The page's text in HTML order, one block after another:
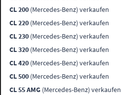
CL 200 (Mercedes-Benz) verkaufen
CL 220 (Mercedes-Benz) verkaufen
CL 230 (Mercedes-Benz) verkaufen
CL 320 (Mercedes-Benz) verkaufen
CL 420 (Mercedes-Benz) verkaufen
CL 500 (Mercedes-Benz) verkaufen
CL 55 AMG (Mercedes-Benz) verkaufen